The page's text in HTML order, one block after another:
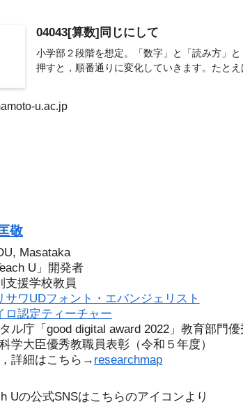
04043[算数]同じにして
小学部２段階を想定。「数字」と「読み方」
押すと，順番通りに変化していきます。たと
u.ac.jp
敬
Masataka
U」開発者
援学校教員
サワUDフォント・エバンジェリスト
ロ認定ティーチャー
ル庁「good digital award 2022」教育部門優
学大臣優秀教職員表彰（令和５年度）
詳細はこちら→ researchmap
Uの公式SNSはこちらのアイコンより